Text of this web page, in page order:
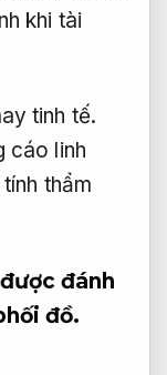
khi tài
tinh tế.
cáo linh
thẩm
đánh
đồ.